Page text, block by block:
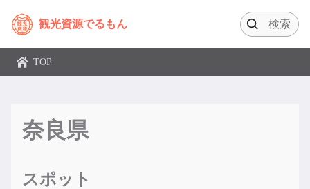
観光資源でるもん
TOP
奈良県
スポット